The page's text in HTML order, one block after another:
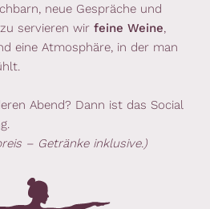
neue Gespräche und
servieren wir feine Weine,
eine Atmosphäre, in der man
Abend? Dann ist das Social
– Getränke inklusive.)